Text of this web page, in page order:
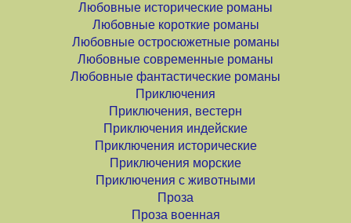
Любовные исторические романы
Любовные короткие романы
Любовные остросюжетные романы
Любовные современные романы
Любовные фантастические романы
Приключения
Приключения, вестерн
Приключения индейские
Приключения исторические
Приключения морские
Приключения с животными
Проза
Проза военная